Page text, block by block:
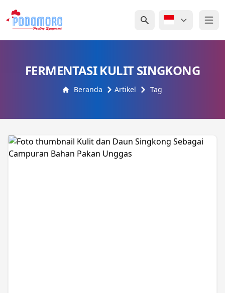
Open
FERMENTASI KULIT SINGKONG
Beranda Artikel Tag